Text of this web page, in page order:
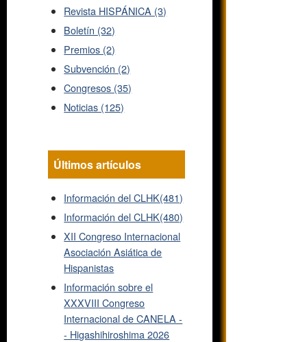
Revista HISPÁNICA (3)
Boletín (32)
Premios (2)
Subvención (2)
Congresos (35)
Noticias (125)
Últimos artículos
Información del CLHK(481)
Información del CLHK(480)
XII Congreso Internacional
Asociación Asiática de
Hispanistas
Información sobre el
XXXVIII Congreso
Internacional de CANELA -
- Higashihiroshima 2026